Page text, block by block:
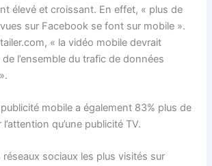
élevé et croissant. En effet, « plus de
sur Facebook se font sur mobile ».
« la vidéo mobile devrait
l’ensemble du trafic de données
mobile a également 83% plus de
qu’une publicité TV.
réseaux sociaux les plus visités sur